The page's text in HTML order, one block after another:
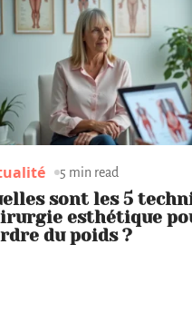
5 min read
sont les 5
esthétique
du poids ?